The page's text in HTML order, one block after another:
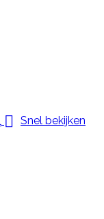
 Snel bekijken